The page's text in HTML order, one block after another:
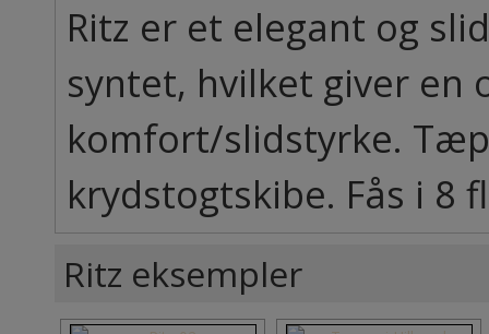
Ritz er et elegant og
syntet, hvilket giver en
komfort/slidstyrke.
krydstogtskibe. Fås i 8
Ritz eksempler